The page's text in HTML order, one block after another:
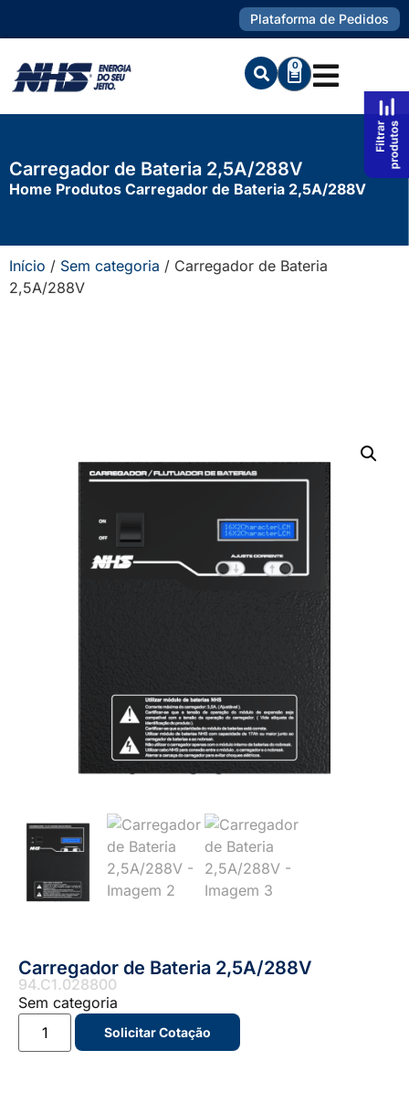
Plataforma de Pedidos
0
Carregador de Bateria 2,5A/288V
Home Produtos Carregador de Bateria 2,5A/288V
Início / Sem categoria / Carregador de Bateria
2,5A/288V
Carregador de Bateria 2,5A/288V
94.C1.028800
Sem categoria
Solicitar Cotação